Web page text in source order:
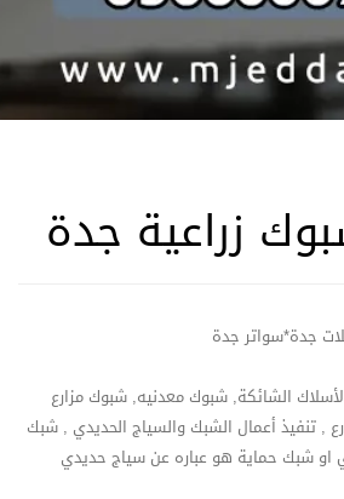
زراعية جدة
جدة*سواتر جدة
الشائكة, شبوك معدنيه, شبوك مزارع
, تنفيذ أعمال الشبك والسياج الحديدي , شبك
او شبك حماية هو عباره عن سياج حديدي